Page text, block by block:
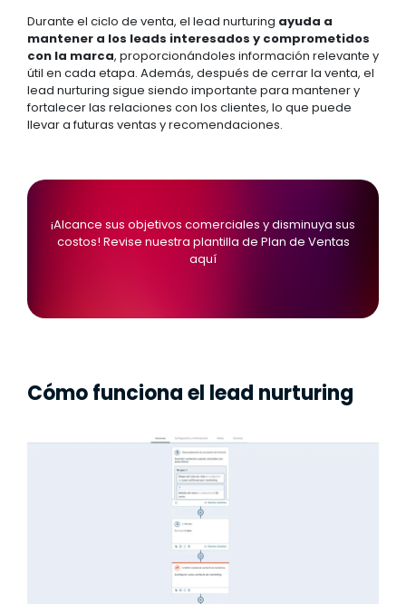
Durante el ciclo de venta, el lead nurturing ayuda a
mantener a los leads interesados y comprometidos
con la marca, proporcionándoles información relevante y
útil en cada etapa. Además, después de cerrar la venta, el
lead nurturing sigue siendo importante para mantener y
fortalecer las relaciones con los clientes, lo que puede
llevar a futuras ventas y recomendaciones.
¡Alcance sus objetivos comerciales y disminuya sus
costos! Revise nuestra plantilla de Plan de Ventas
aquí
Cómo funciona el lead nurturing